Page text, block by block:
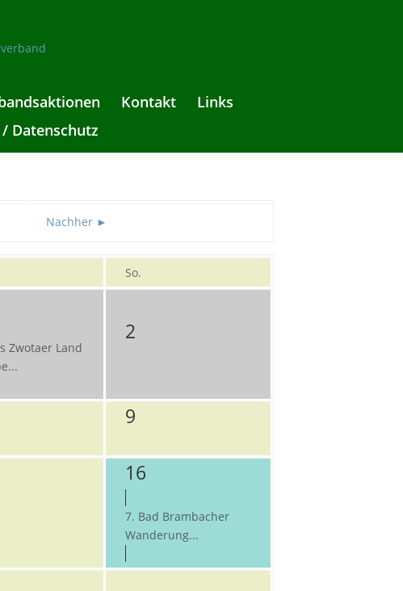
Kontakt
Links
Datenschutz
Nachher ►
So.
Zwotaer Land
2
9
16
7. Bad Brambacher
Wanderung...